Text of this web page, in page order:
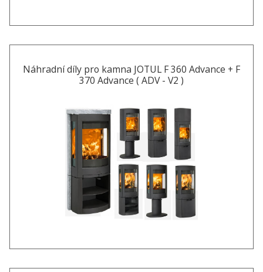
Náhradní díly pro kamna JOTUL F 360 Advance + F
370 Advance ( ADV - V2 )